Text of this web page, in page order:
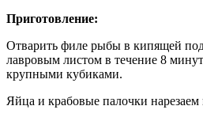
Приготовление:
Отварить филе рыбы в кипящей
лавровым листом в течение 8
крупными кубиками.
Яйца и крабовые палочки